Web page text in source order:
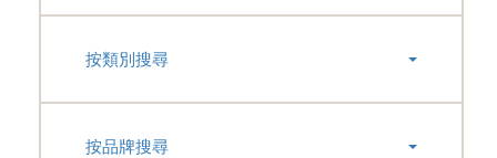
按類別搜尋
按品牌搜尋